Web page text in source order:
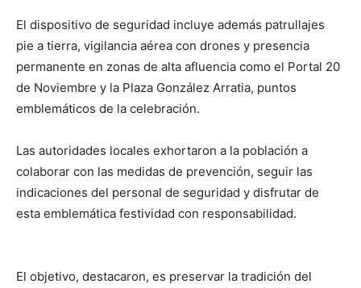
El dispositivo de seguridad incluye además patrullajes
pie a tierra, vigilancia aérea con drones y presencia
permanente en zonas de alta afluencia como el Portal 20
de Noviembre y la Plaza González Arratia, puntos
emblemáticos de la celebración.
Las autoridades locales exhortaron a la población a
colaborar con las medidas de prevención, seguir las
indicaciones del personal de seguridad y disfrutar de
esta emblemática festividad con responsabilidad.
El objetivo, destacaron, es preservar la tradición del